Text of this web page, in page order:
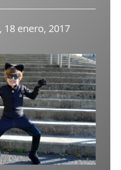
18 enero, 2017